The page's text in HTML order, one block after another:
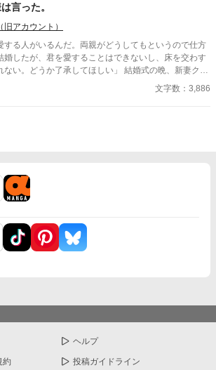
言った。
アカウント）
する人がいるんだ。両親がどうしてもというので仕方
婚したが、君を愛することはできないし、床を交わす
ない。どうか了承してほしい」 結婚式の晩、新妻クロ
ートから要求されたのは、お飾りの妻になることだっ
え黙っていれば、なにもかも丸くおさまる」と諭され
文字数：3,886
ヘルプ
約 投稿ガイドライン